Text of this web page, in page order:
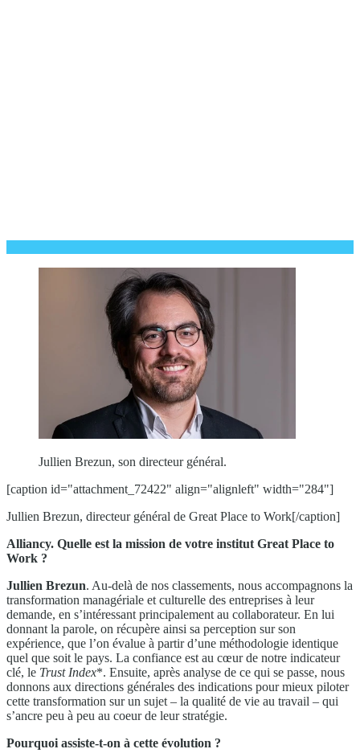
Jullien Brezun, son directeur général.
[caption id="attachment_72422" align="alignleft" width="284"]
Jullien Brezun, directeur général de Great Place to Work[/caption]
Alliancy. Quelle est la mission de votre institut Great Place to
Work ?
Jullien Brezun. Au-delà de nos classements, nous accompagnons la
transformation managériale et culturelle des entreprises à leur
demande, en s’intéressant principalement au collaborateur. En lui
donnant la parole, on récupère ainsi sa perception sur son
expérience, que l’on évalue à partir d’une méthodologie identique
quel que soit le pays. La confiance est au cœur de notre indicateur
clé, le Trust Index*. Ensuite, après analyse de ce qui se passe, nous
donnons aux directions générales des indications pour mieux piloter
cette transformation sur un sujet – la qualité de vie au travail – qui
s’ancre peu à peu au coeur de leur stratégie.
Pourquoi assiste-t-on à cette évolution ?